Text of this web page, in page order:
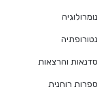
נומרולוגיה
נטורופתיה
סדנאות והרצאות
ספרות רוחנית